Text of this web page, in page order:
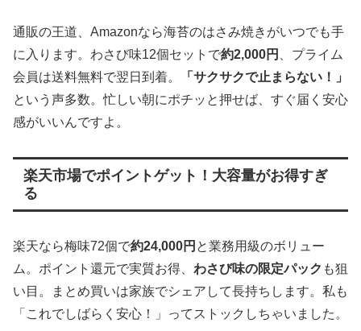
通販の王道、Amazonなら海苔のはさみ焼きがいつでも手
に入ります。わさび味12個セットで約2,000円
、プライム
会員は送料無料で翌日到着。
「サクサクで止まらない！」
という声多数。忙しい朝にポチッと押せば、すぐ届く安心
感がいいんですよ。
楽天市場でポイントゲット！大容量がお得すぎ
る
楽天なら梅味72個で約24,000円 と業務用級のボリュー
ム。ポイント還元で実質お得、 わさび味の限定パック も狙
い目。まとめ買いは家族でシェアして長持ちします。私も
「これでしばらく安心！」ってストックしちゃいました。